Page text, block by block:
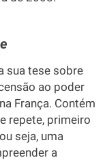
sua tese sobre
ao poder
França. Contém
repete, primeiro
seja, uma
a